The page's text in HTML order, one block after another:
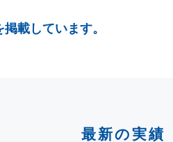
載しています。
最新の実績